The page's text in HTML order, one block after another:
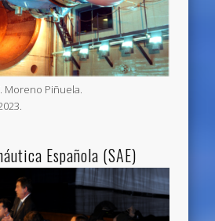
Moreno Piñuela.
Española (SAE)